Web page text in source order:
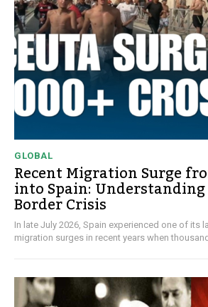
GLOBAL
Recent Migration Surge
into Spain:
Border Crisis
In late July 2026, Spain experienced one of its
migration surges in recent years when